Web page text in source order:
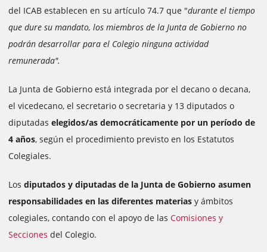
del ICAB establecen en su artículo 74.7 que "durante el tiempo
que dure su mandato, los miembros de la Junta de Gobierno no
podrán desarrollar para el Colegio ninguna actividad
remunerada".
La Junta de Gobierno está integrada por el decano o decana,
el vicedecano, el secretario o secretaria y 13 diputados o
diputadas elegidos/as democráticamente por un período de
4 años, según el procedimiento previsto en los Estatutos
Colegiales.
Los diputados y diputadas de la Junta de Gobierno asumen
responsabilidades en las diferentes materias y ámbitos
colegiales, contando con el apoyo de las Comisiones y
Secciones del Colegio.